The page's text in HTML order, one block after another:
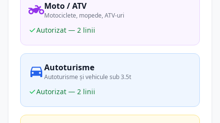
Moto / ATV
Motociclete, mopede, ATV-uri
Autorizat — 2 linii
Autoturisme
Autoturisme și vehicule sub 3.5t
Autorizat — 2 linii